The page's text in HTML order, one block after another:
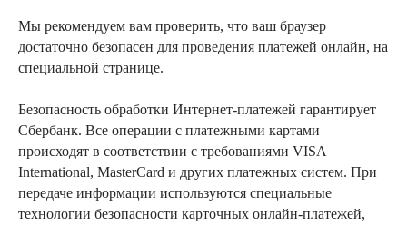
Мы рекомендуем вам проверить, что ваш браузер
достаточно безопасен для проведения платежей онлайн, на
специальной странице.
Безопасность обработки Интернет-платежей гарантирует
Сбербанк. Все операции с платежными картами
происходят в соответствии с требованиями VISA
International, MasterCard и других платежных систем. При
передаче информации используются специальные
технологии безопасности карточных онлайн-платежей,